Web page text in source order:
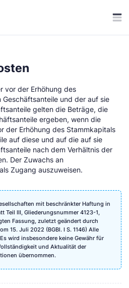
vor der Erhöhung des
und der auf sie
gelten die Beträge, die
ergeben, wenn die
der Erhöhung des Stammkapitals
auf diese und auf die auf sie
nach dem Verhältnis der
Der Zuwachs an
Zugang auszuweisen.
mit beschränkter Haftung in
Teil III, Gliederungsnummer 4123-1,
Fassung, zuletzt geändert durch
15. Juli 2022 (BGBl. I S. 1146) Alle
wird insbesondere keine Gewähr für
und Aktualität der
übernommen.